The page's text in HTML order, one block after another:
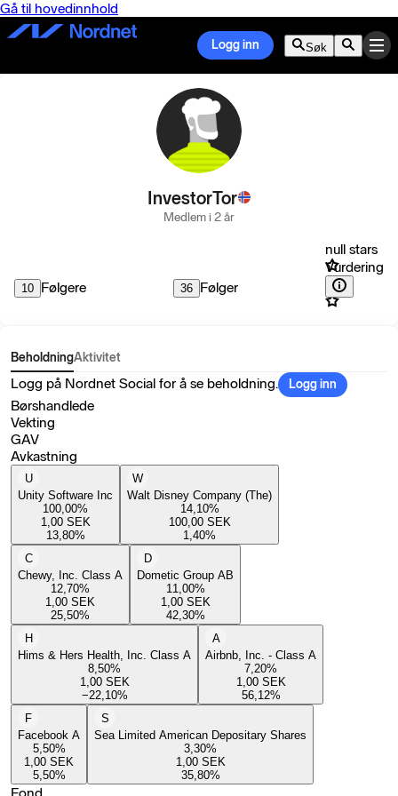
Gå til hovedinnhold
Logg inn Søk
InvestorTor
Medlem i 2 år
10 Følgere 36 Følger
null stars
Vurdering
BeholdningAktivitet
Logg på Nordnet Social for å se beholdning. Logg inn
Børshandlede
Vekting
GAV
Avkastning
U
Unity Software Inc
100,00%
1,00 SEK
13,80%
W
Walt Disney Company (The)
14,10%
100,00 SEK
1,40%
C
Chewy, Inc. Class A
12,70%
1,00 SEK
25,50%
D
Dometic Group AB
11,00%
1,00 SEK
42,30%
H
Hims & Hers Health, Inc. Class A
8,50%
1,00 SEK
−22,10%
A
Airbnb, Inc. - Class A
7,20%
1,00 SEK
56,12%
F
Facebook A
5,50%
1,00 SEK
5,50%
S
Sea Limited American Depositary Shares
3,30%
1,00 SEK
35,80%